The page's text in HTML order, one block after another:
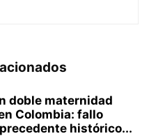
doble maternidad
Colombia: fallo
histórico...